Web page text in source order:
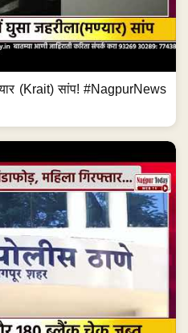
(Krait) सांप! #NagpurNews